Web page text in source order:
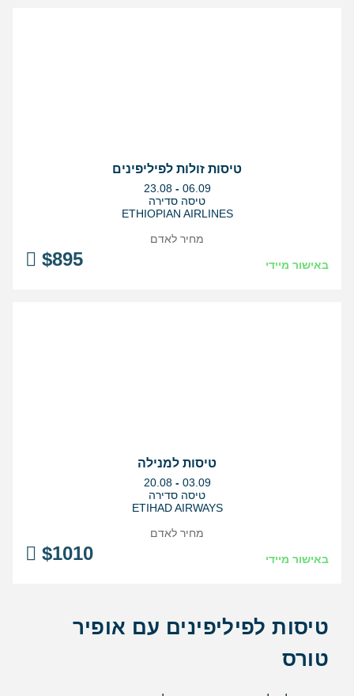
טיסות זולות לפיליפינים
בין
התאריכים,
23.08 - 06.09
טיסה סדירה
ETHIOPIAN AIRLINES
באישור מיידי $895
מחיר לאדם
טיסות למנילה
בין
התאריכים,
20.08 - 03.09
טיסה סדירה
ETIHAD AIRWAYS
באישור מיידי $1010
מחיר לאדם
טיסות לפיליפינים עם אופיר
טורס